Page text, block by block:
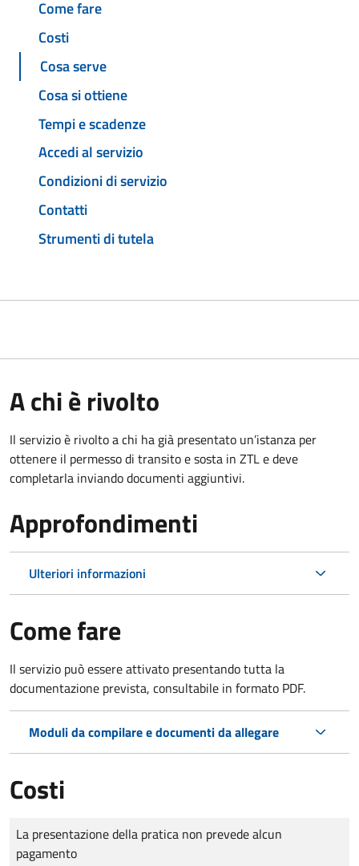
Come fare
Costi
Cosa serve
Cosa si ottiene
Tempi e scadenze
Accedi al servizio
Condizioni di servizio
Contatti
Strumenti di tutela
A chi è rivolto
Il servizio è rivolto a chi ha già presentato un’istanza per
ottenere il permesso di transito e sosta in ZTL e deve
completarla inviando documenti aggiuntivi.
Approfondimenti
Ulteriori informazioni
Come fare
Il servizio può essere attivato presentando tutta la
documentazione prevista, consultabile in formato PDF.
Moduli da compilare e documenti da allegare
Costi
Tipo di pagamento
Importo
La presentazione della pratica non prevede alcun
pagamento